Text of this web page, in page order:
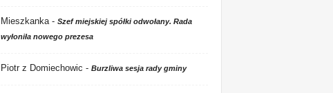
Mieszkanka- Szef miejskiej spółki odwołany. Rada
wyłoniła nowego prezesa
Piotr z Domiechowic - Burzliwa sesja rady gminy